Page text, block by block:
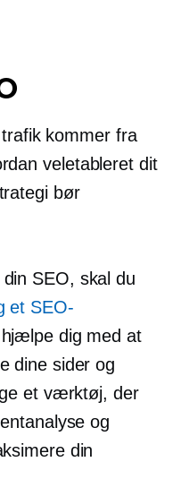
kommer fra
veletableretdit
bør
SEO, skal du
et SEO-
dig med at
dine sider og
et værktøj, der
og
din